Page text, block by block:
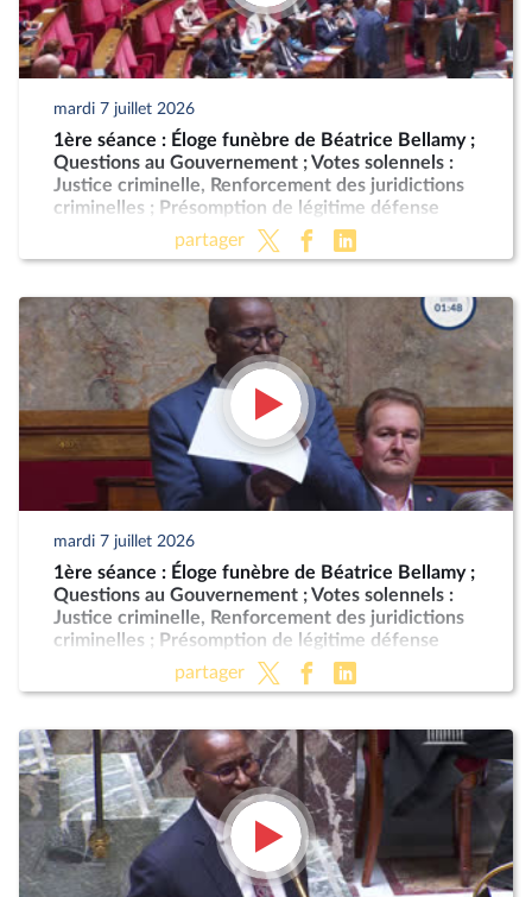
mardi 7 juillet 2026
1ère séance : Éloge funèbre de Béatrice Bellamy ;
Questions au Gouvernement ; Votes solennels :
Justice criminelle, Renforcement des juridictions
criminelles ; Présomption de légitime défense
pour les forces de l'ordre
partager
mardi 7 juillet 2026
1ère séance : Éloge funèbre de Béatrice Bellamy ;
Questions au Gouvernement ; Votes solennels :
Justice criminelle, Renforcement des juridictions
criminelles ; Présomption de légitime défense
pour les forces de l'ordre
partager